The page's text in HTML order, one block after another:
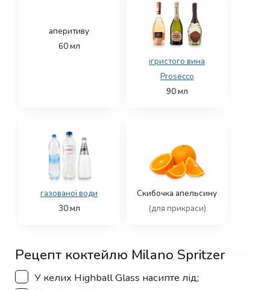
аперитиву
60мл
ігристого вина
Prosecco
90мл
газованої води
30мл
Скибочка апельсину
(для прикраси)
Рецепт коктейлю Milano Spritzer
▢
У келих Highball Glass насипте лід;